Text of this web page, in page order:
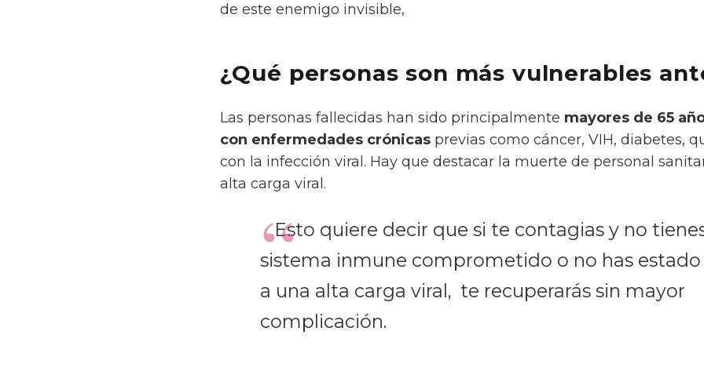
de este enemigo invisible,
¿Qué personas son más vulnerables
Las personas fallecidas han sido principalmente mayores de 65
con enfermedades crónicas previas como cáncer, VIH, diabetes,
con la infección viral. Hay que destacar la muerte de personal
alta carga viral.
Esto quiere decir que si te contagias y no
sistema inmune comprometido o no has
a una alta carga viral, te recuperarás sin mayor
complicación.